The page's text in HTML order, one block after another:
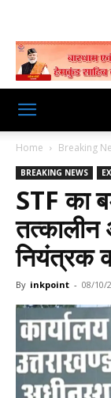
Home Breaking
BREAKING NEWS
STF का
तत्कालीन
नियंत्रक
By inkpoint - 08/10/